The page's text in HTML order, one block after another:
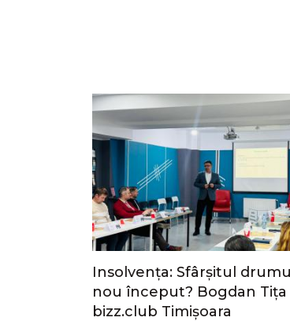
Insolvența: Sfârșitul
nou început? Bogdan Tița la
bizz.club Timișoara